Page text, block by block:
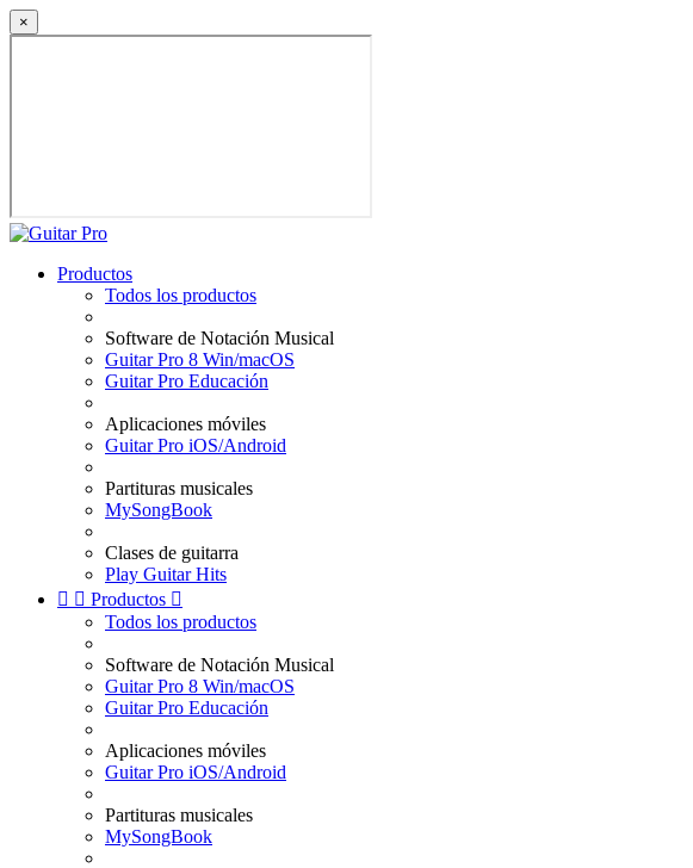
×
Productos
Todos los productos
Software de Notación Musical
Guitar Pro 8 Win/macOS
Guitar Pro Educación
Aplicaciones móviles
Guitar Pro iOS/Android
Partituras musicales
MySongBook
Clases de guitarra
Play Guitar Hits
  Productos 
Todos los productos
Software de Notación Musical
Guitar Pro 8 Win/macOS
Guitar Pro Educación
Aplicaciones móviles
Guitar Pro iOS/Android
Partituras musicales
MySongBook